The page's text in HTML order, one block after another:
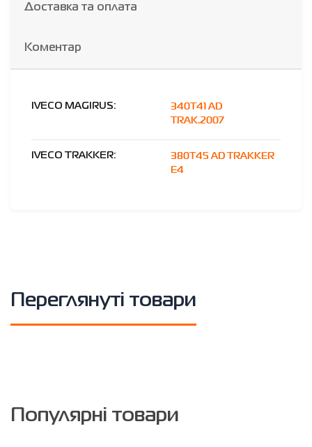
Доставка та оплата
Коментар
IVECO MAGIRUS:
340T41 AD
TRAK.2007
IVECO TRAKKER:
380T45 AD TRAKKER
E4
Переглянуті товари
Популярні товари